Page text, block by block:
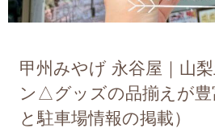
甲州みやげ 永谷屋｜山
ン△グッズの品揃えが豊
と駐車場情報の掲載）